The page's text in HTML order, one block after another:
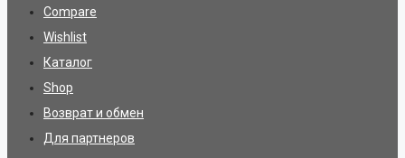
Compare
Wishlist
Каталог
Shop
Возврат и обмен
Для партнеров